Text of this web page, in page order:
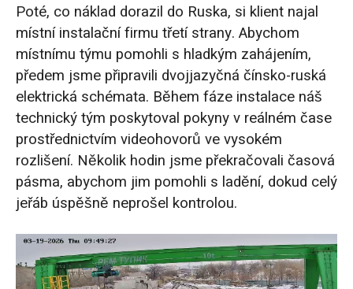
Poté, co náklad dorazil do Ruska, si klient najal
místní instalační firmu třetí strany. Abychom
místnímu týmu pomohli s hladkým zahájením,
předem jsme připravili dvojjazyčná čínsko-ruská
elektrická schémata. Během fáze instalace náš
technický tým poskytoval pokyny v reálném čase
prostřednictvím videohovorů ve vysokém
rozlišení. Několik hodin jsme překračovali časová
pásma, abychom jim pomohli s ladění, dokud celý
jeřáb úspěšně neprošel kontrolou.